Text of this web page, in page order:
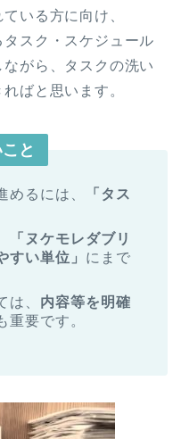
いる方に向け、
タスク・スケジュール
がら、タスクの洗い
ばと思います。
と
めるには、
「タス
「ヌケモレダブリ
すい単位」 にまで
は、 内容等を明確
重要です。